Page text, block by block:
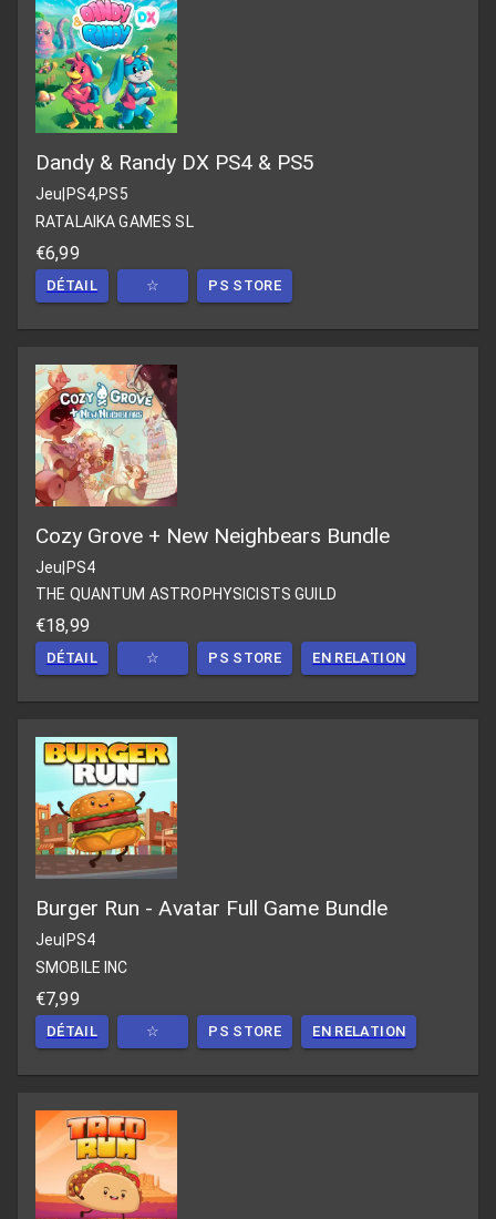
Dandy & Randy DX PS4 & PS5
Jeu PS4,PS5
RATALAIKA GAMES SL
€6,99
DÉTAIL ☆ PS STORE
Cozy Grove + New Neighbears Bundle
Jeu|PS4
THE QUANTUM ASTROPHYSICISTS GUILD
€18,99
DÉTAIL ☆ PS STORE EN RELATION
Burger Run - Avatar Full Game Bundle
Jeu PS4
SMOBILE INC
€7,99
DÉTAIL ☆ PS STORE EN RELATION